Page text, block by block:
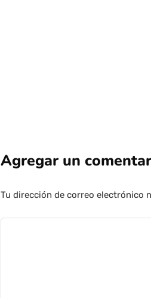
Agregar un
Tu dirección de correo electrónico